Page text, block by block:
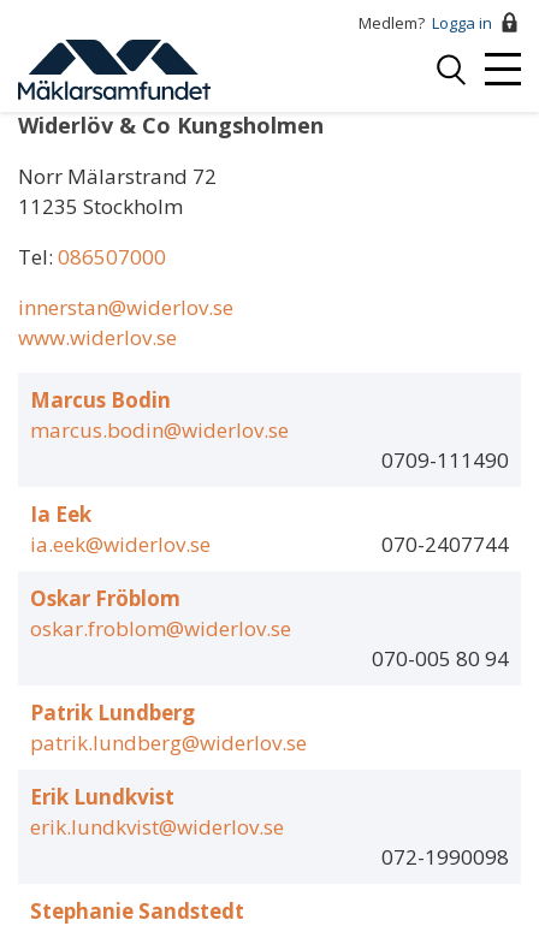
huvudinnehåll
Medlem? Logga in
Logga
Widerlöv & Co Kungsholmen
Norr Mälarstrand 72
11235 Stockholm
Tel: 086507000
innerstan@widerlov.se
www.widerlov.se
Marcus Bodin
marcus.bodin@widerlov.se
0709-111490
Ia Eek
ia.eek@widerlov.se
070-2407744
Oskar Fröblom
oskar.froblom@widerlov.se
070-005 80 94
Patrik Lundberg
patrik.lundberg@widerlov.se
Erik Lundkvist
erik.lundkvist@widerlov.se
072-1990098
Stephanie Sandstedt